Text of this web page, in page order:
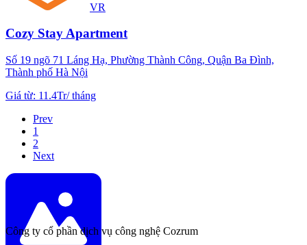
VR
Cozy Stay Apartment
Số 19 ngõ 71 Láng Hạ, Phường Thành Công, Quận Ba Đình,
Thành phố Hà Nội
Giá từ: 11.4Tr/tháng
Prev
1
2
Next
Công ty cổ phần dịch vụ công nghệ Cozrum